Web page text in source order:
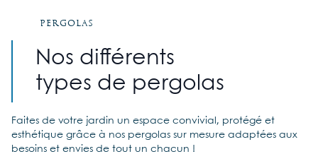
Pergolas
Nos différents
types de pergolas
Faites de votre jardin un espace convivial, protégé et
esthétique grâce à nos pergolas sur mesure adaptées aux
besoins et envies de tout un chacun !